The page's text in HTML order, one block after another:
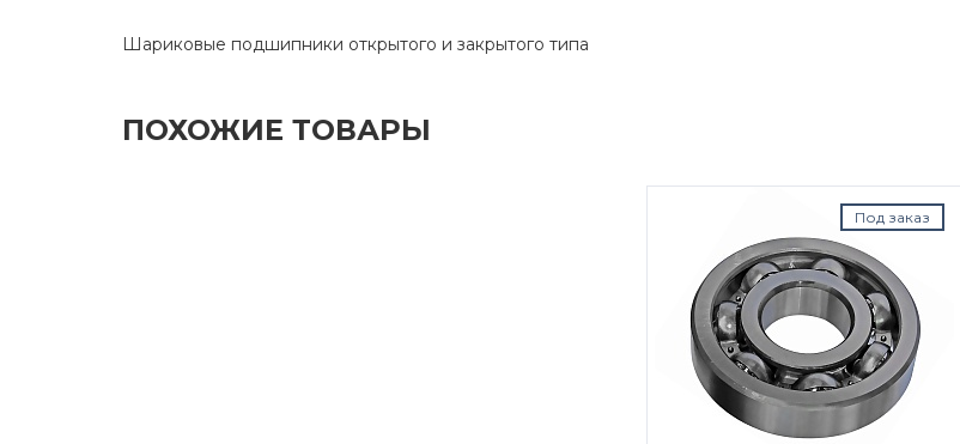
Шариковые подшипники открытого и закрытого типа
ПОХОЖИЕ ТОВАРЫ
Под заказ